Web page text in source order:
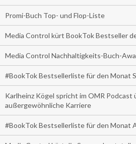
Promi-Buch Top- und Flop-Liste
Media Control kürt BookTok Bestseller
Media Control Nachhaltigkeits-Buch-
#BookTok Bestsellerliste für den Monat
Karlheinz Kögel spricht im OMR Podcast
außergewöhnliche Karriere
#BookTok Bestsellerliste für den Monat